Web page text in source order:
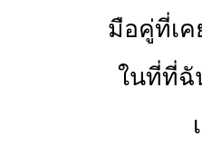
มือคู่ที่เ
ในที่ที่ฉั